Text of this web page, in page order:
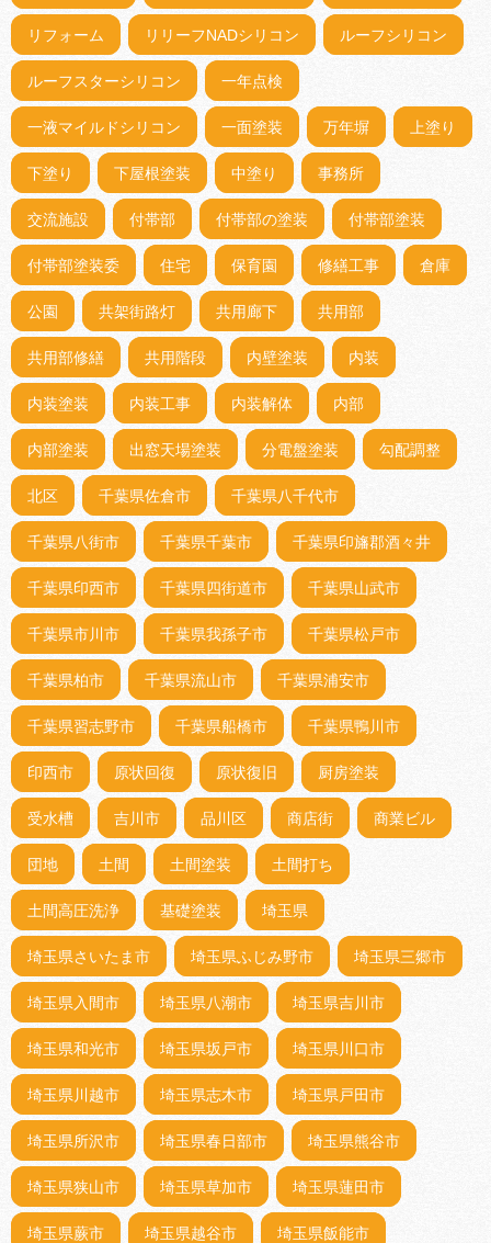
リフォーム リリーフNADシリコン ルーフシリコン
ルーフスターシリコン 一年点検
一液マイルドシリコン 一面塗装 万年塀 上塗り
下塗り 下屋根塗装 中塗り 事務所
交流施設 付帯部 付帯部の塗装 付帯部塗装
付帯部塗装委 住宅 保育園 修繕工事 倉庫
公園 共架街路灯 共用廊下 共用部
共用部修繕 共用階段 内壁塗装 内装
内装塗装 内装工事 内装解体 内部
内部塗装 出窓天場塗装 分電盤塗装 勾配調整
北区 千葉県佐倉市 千葉県八千代市
千葉県八街市 千葉県千葉市 千葉県印旛郡酒々井
千葉県印西市 千葉県四街道市 千葉県山武市
千葉県市川市 千葉県我孫子市 千葉県松戸市
千葉県柏市 千葉県流山市 千葉県浦安市
千葉県習志野市 千葉県船橋市 千葉県鴨川市
印西市 原状回復 原状復旧 厨房塗装
受水槽 吉川市 品川区 商店街 商業ビル
団地 土間 土間塗装 土間打ち
土間高圧洗浄 基礎塗装 埼玉県
埼玉県さいたま市 埼玉県ふじみ野市 埼玉県三郷市
埼玉県入間市 埼玉県八潮市 埼玉県吉川市
埼玉県和光市 埼玉県坂戸市 埼玉県川口市
埼玉県川越市 埼玉県志木市 埼玉県戸田市
埼玉県所沢市 埼玉県春日部市 埼玉県熊谷市
埼玉県狭山市 埼玉県草加市 埼玉県蓮田市
埼玉県蕨市 埼玉県越谷市 埼玉県飯能市